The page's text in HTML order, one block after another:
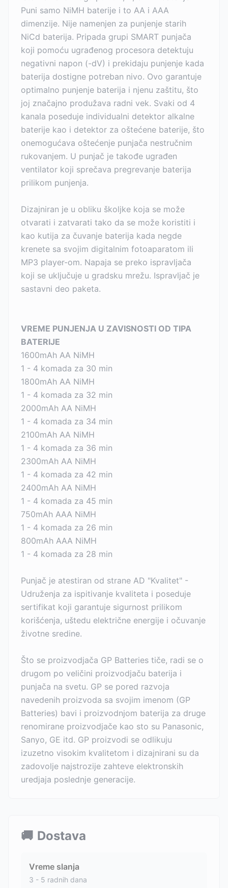
Puni samo NiMH baterije i to AA i AAA
dimenzije. Nije namenjen za punjenje starih
NiCd baterija. Pripada grupi SMART punjača
koji pomoću ugrađenog procesora detektuju
negativni napon (-dV) i prekidaju punjenje kada
baterija dostigne potreban nivo. Ovo garantuje
optimalno punjenje baterija i njenu zaštitu, što
joj značajno produžava radni vek. Svaki od 4
kanala poseduje individualni detektor alkalne
baterije kao i detektor za oštećene baterije, što
onemogućava oštećenje punjača nestručnim
rukovanjem. U punjač je takođe ugrađen
ventilator koji sprečava pregrevanje baterija
prilikom punjenja.
Dizajniran je u obliku školjke koja se može
otvarati i zatvarati tako da se može koristiti i
kao kutija za čuvanje baterija kada negde
krenete sa svojim digitalnim fotoaparatom ili
MP3 player-om. Napaja se preko ispravljača
koji se uključuje u gradsku mrežu. Ispravljač je
sastavni deo paketa.
VREME PUNJENJA U ZAVISNOSTI OD TIPA
BATERIJE
1600mAh AA NiMH
1 - 4 komada za 30 min
1800mAh AA NiMH
1 - 4 komada za 32 min
2000mAh AA NiMH
1 - 4 komada za 34 min
2100mAh AA NiMH
1 - 4 komada za 36 min
2300mAh AA NiMH
1 - 4 komada za 42 min
2400mAh AA NiMH
1 - 4 komada za 45 min
750mAh AAA NiMH
1 - 4 komada za 26 min
800mAh AAA NiMH
1 - 4 komada za 28 min
Punjač je atestiran od strane AD "Kvalitet" -
Udruženja za ispitivanje kvaliteta i poseduje
sertifikat koji garantuje sigurnost prilikom
korišćenja, uštedu električne energije i očuvanje
životne sredine.
Što se proizvodjača GP Batteries tiče, radi se o
drugom po veličini proizvodjaču baterija i
punjača na svetu. GP se pored razvoja
navedenih proizvoda sa svojim imenom (GP
Batteries) bavi i proizvodnjom baterija za druge
renomirane proizvodjače kao sto su Panasonic,
Sanyo, GE itd. GP proizvodi se odlikuju
izuzetno visokim kvalitetom i dizajnirani su da
zadovolje najstrozije zahteve elektronskih
uredjaja poslednje generacije.
🚚 Dostava
Vreme slanja
3 - 5 radnih dana